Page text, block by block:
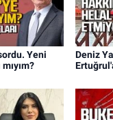
Yeni
Deniz